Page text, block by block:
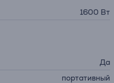
1600 Вт
Да
портативный